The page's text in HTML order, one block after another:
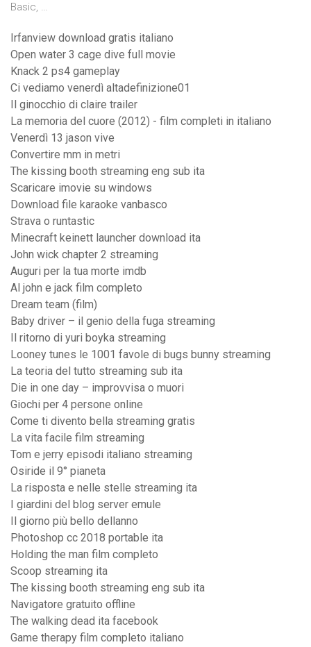
Basic, …
Irfanview download gratis italiano
Open water 3 cage dive full movie
Knack 2 ps4 gameplay
Ci vediamo venerdì altadefinizione01
Il ginocchio di claire trailer
La memoria del cuore (2012) - film completi in italiano
Venerdì 13 jason vive
Convertire mm in metri
The kissing booth streaming eng sub ita
Scaricare imovie su windows
Download file karaoke vanbasco
Strava o runtastic
Minecraft keinett launcher download ita
John wick chapter 2 streaming
Auguri per la tua morte imdb
Al john e jack film completo
Dream team (film)
Baby driver – il genio della fuga streaming
Il ritorno di yuri boyka streaming
Looney tunes le 1001 favole di bugs bunny streaming
La teoria del tutto streaming sub ita
Die in one day – improvvisa o muori
Giochi per 4 persone online
Come ti divento bella streaming gratis
La vita facile film streaming
Tom e jerry episodi italiano streaming
Osiride il 9° pianeta
La risposta e nelle stelle streaming ita
I giardini del blog server emule
Il giorno più bello dellanno
Photoshop cc 2018 portable ita
Holding the man film completo
Scoop streaming ita
The kissing booth streaming eng sub ita
Navigatore gratuito offline
The walking dead ita facebook
Game therapy film completo italiano